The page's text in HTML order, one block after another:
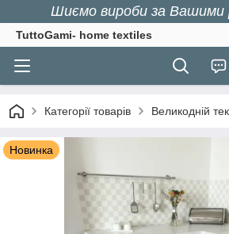
Шиємо вироби за Вашими
TuttoGami- home textiles
Категорії товарів Великодній
Новинка